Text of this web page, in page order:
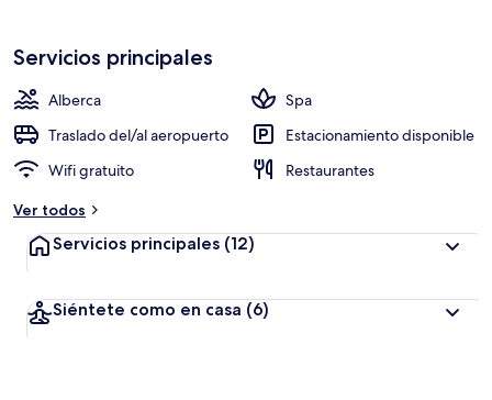
Servicios principales
Alberca
Spa
Traslado del/al aeropuerto
Estacionamiento disponible
Wifi gratuito
Restaurantes
Ver todos
Servicios principales (12)
Siéntete como en casa (6)